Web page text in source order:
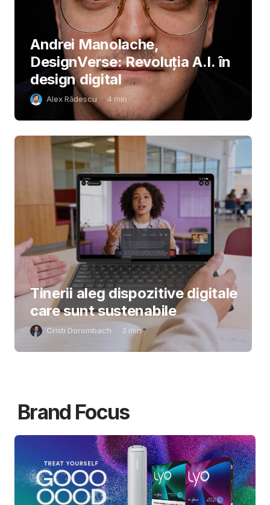
Andrei Manolache,
DesignVerse: Revoluția A.I. în
design digital
Alex Rădescu 4 min
Tinerii aleg dispozitive digitale
care sunt sustenabile
Cristi Dorombach 3 min
Brand Focus